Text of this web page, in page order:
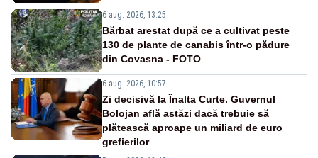
6 aug. 2026, 13:25
Bărbat arestat după ce a cultivat peste
130 de plante de canabis într-o pădure
din Covasna - FOTO
6 aug. 2026, 10:57
Zi decisivă la Înalta Curte. Guvernul
Bolojan află astăzi dacă trebuie să
plătească aproape un miliard de euro
grefierilor